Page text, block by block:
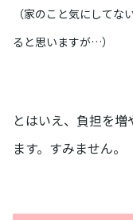
（家のこと気にして
ると思いますが…）
とはいえ、負担を
ます。すみません。